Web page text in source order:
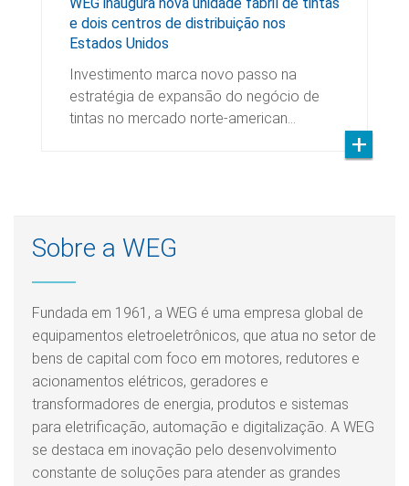
e dois centros de distribuição nos
Estados Unidos
Investimento marca novo passo na
estratégia de expansão do negócio de
tintas no mercado norte-american…
Sobre a WEG
Fundada em 1961, a WEG é uma empresa global de
equipamentos eletroeletrônicos, que atua no setor de
bens de capital com foco em motores, redutores e
acionamentos elétricos, geradores e
transformadores de energia, produtos e sistemas
para eletrificação, automação e digitalização. A WEG
se destaca em inovação pelo desenvolvimento
constante de soluções para atender as grandes